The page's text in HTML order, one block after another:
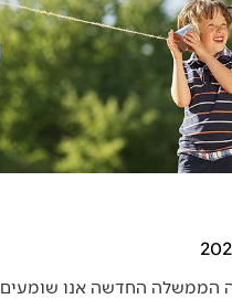
הממשלה החדשה אנו שומעים